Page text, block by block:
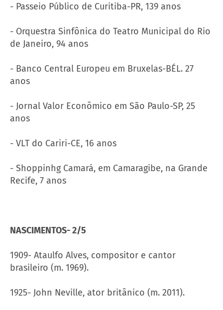
- Passeio Público de Curitiba-PR, 139 anos
- Orquestra Sinfônica do Teatro Municipal do Rio
de Janeiro, 94 anos
- Banco Central Europeu em Bruxelas-BÉL. 27
anos
- Jornal Valor Econômico em São Paulo-SP, 25
anos
- VLT do Cariri-CE, 16 anos
- Shoppinhg Camará, em Camaragibe, na Grande
Recife, 7 anos
NASCIMENTOS- 2/5
1909- Ataulfo ​​Alves, compositor e cantor
brasileiro (m. 1969).
1925- John Neville, ator britânico (m. 2011).